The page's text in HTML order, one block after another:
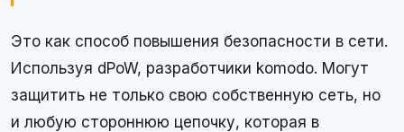
Это как способ повышения безопасности в сети.
Используя dPoW, разработчики komodo. Могут
защитить не только свою собственную сеть, но
и любую стороннюю цепочку, которая в